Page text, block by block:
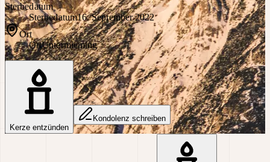
Sterbedatum
Sterbedatum16. September 2022
Ort
OrtUntermieming
Kerze entzünden
Kondolenz schreiben